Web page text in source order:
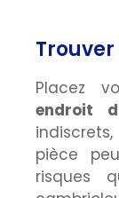
Placez
endroit
pièce
risques